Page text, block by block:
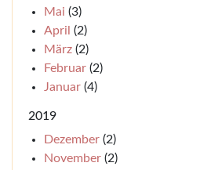
Mai (3)
April (2)
März (2)
Februar (2)
Januar (4)
2019
Dezember (2)
November (2)